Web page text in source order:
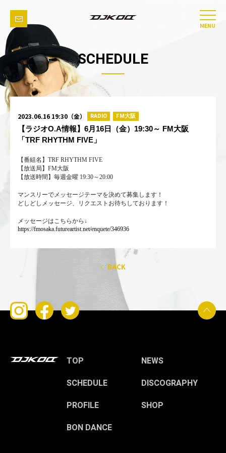
MENU
SCHEDULE
2023.06.16 19:30（金） RADIO
FM大阪
【ラジオO.A情報】6月16日（金）19:30～ FM大阪
「TRF RHYTHM FIVE」
【番組名】TRF RHYTHM FIVE
【放送局】FM大阪
【放送時間】毎週金曜 19:30～20:00
マンスリーでメッセージテーマを決めて募集します！
どしどしメッセージ、リクエストお待ちしております！
メッセージはこちらから↓
https://fmosaka.futureartist.net/enquete/346936
BACK
TOP
NEWS
SCHEDULE
DISCOGRAPHY
PROFILE
SHOP
BON DANCE